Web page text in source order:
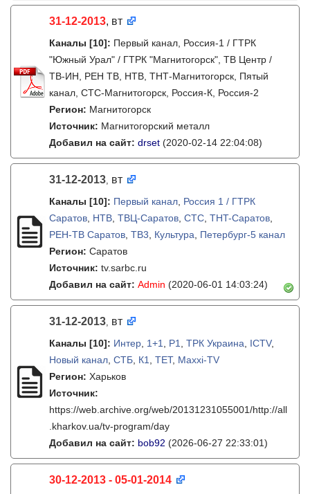
31-12-2013, вт
Каналы [10]: Первый канал, Россия-1 / ГТРК
"Южный Урал" / ГТРК "Магнитогорск", ТВ Центр /
ТВ-ИН, РЕН ТВ, НТВ, ТНТ-Магнитогорск, Пятый
канал, СТС-Магнитогорск, Россия-К, Россия-2
Регион: Магнитогорск
Источник: Магнитогорский металл
Добавил на сайт: drset (2020-02-14 22:04:08)
31-12-2013, вт
Каналы [10]: Первый канал Россия 1 / ГТРК
Саратов НТВ ТВЦ-Саратов СТС THT-Саратов
РЕН-ТВ Саратов ТВ3 Культура
Петербург-5 канал
Регион: Саратов
Источник: tv.sarbc.ru
Добавил на сайт: Admin (2020-06-01 14:03:24)
31-12-2013, вт
Каналы [10]: Интер 1+1 P1 ТРК Украина ICTV,
Новый канал СТБ К1 ТЕТ, Maxxi-TV
Регион: Харьков
Источник:
https://web.archive.org/web/20131231055001/http://all
.kharkov.ua/tv-program/day
Добавил на сайт: bob92 (2026-06-27 22:33:01)
30-12-2013 - 05-01-2014